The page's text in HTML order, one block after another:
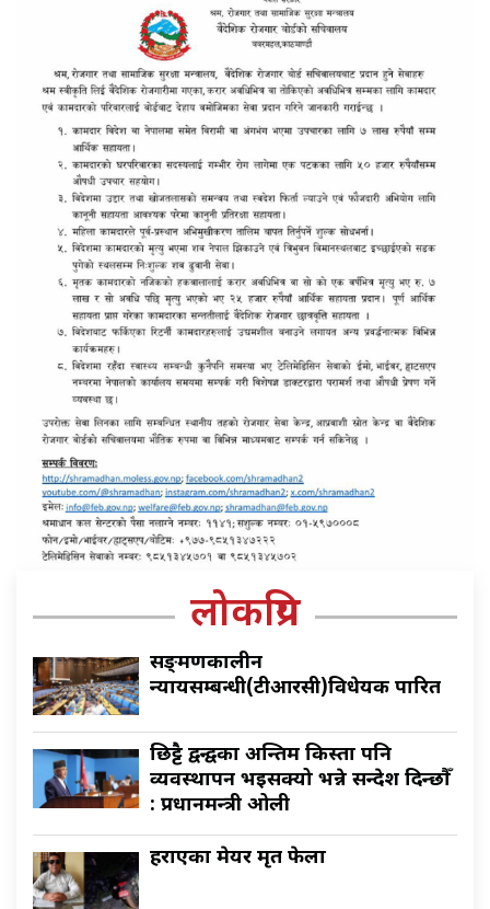
लोकप्रिय
सङ्क्रमणकालीन
न्यायसम्बन्धी(टीआरसी)विधेयक पारित
छिट्टै द्वन्द्वका अन्तिम किस्ता पनि
व्यवस्थापन भइसक्यो भन्ने सन्देश दिन्छौँ
: प्रधानमन्त्री ओली
हराएका मेयर मृत फेला